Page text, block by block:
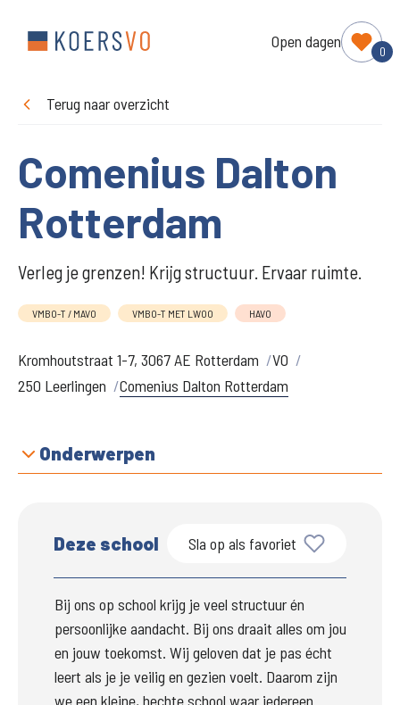
Open dagen
0
Terug naar overzicht
Comenius Dalton
Rotterdam
Verleg je grenzen! Krijg structuur. Ervaar ruimte.
VMBO-T / MAVO VMBO-T MET LWOO HAVO
Kromhoutstraat 1-7, 3067 AE Rotterdam
VO
250 Leerlingen
Comenius Dalton Rotterdam
Onderwerpen
Deze school Sla op als favoriet
Bij ons op school krijg je veel structuur én
persoonlijke aandacht. Bij ons draait alles om jou
en jouw toekomst. Wij geloven dat je pas écht
leert als je je veilig en gezien voelt. Daarom zijn
we een kleine, hechte school waar iedereen